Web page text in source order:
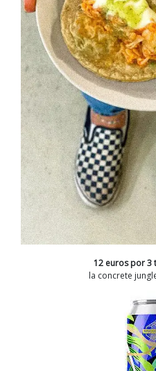
12 euros por 3
la concrete